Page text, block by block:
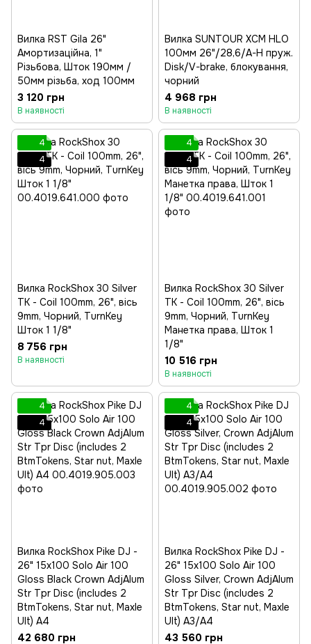
Вилка RST Gila 26"
Амортизаційна, 1"
Різьбова, Шток 190мм /
50мм різьба, ход 100мм
3 120 грн
В наявності
Вилка SUNTOUR XCM HLO
100мм 26"/28,6/A-H пруж.
Disk/V-brake, блокування,
чорний
4 968 грн
В наявності
4
4
Вилка RockShox 30 Silver
TK - Coil 100mm, 26", вісь
9mm, Чорний, TurnKey
Шток 1 1/8"
8 756 грн
В наявності
4
4
Вилка RockShox 30 Silver
TK - Coil 100mm, 26", вісь
9mm, Чорний, TurnKey
Манетка права, Шток 1
1/8"
10 516 грн
В наявності
4
4
Вилка RockShox Pike DJ -
26" 15x100 Solo Air 100
Gloss Black Crown AdjAlum
Str Tpr Disc (includes 2
BtmTokens, Star nut, Maxle
Ult) A4
42 680 грн
4
4
Вилка RockShox Pike DJ -
26" 15x100 Solo Air 100
Gloss Silver, Crown AdjAlum
Str Tpr Disc (includes 2
BtmTokens, Star nut, Maxle
Ult) A3/A4
43 560 грн